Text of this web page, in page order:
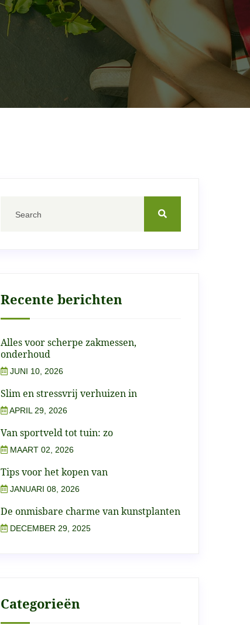
Recente berichten
Alles voor scherpe zakmessen,
onderhoud
JUNI 10, 2026
Slim en stressvrij verhuizen in
APRIL 29, 2026
Van sportveld tot tuin: zo
MAART 02, 2026
Tips voor het kopen van
JANUARI 08, 2026
De onmisbare charme van kunstplanten
DECEMBER 29, 2025
Categorieën